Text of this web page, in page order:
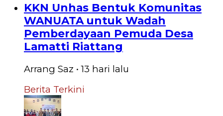
KKN Unhas Bentuk Komunitas
WANUATA untuk Wadah
Pemberdayaan Pemuda Desa
Lamatti Riattang
Arrang Saz • 13 hari lalu
Berita Terkini